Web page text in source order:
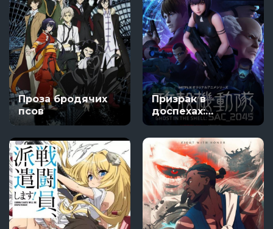
Проза бродячих
псов
Призрак в
доспехах:
Синдром
одиночки 2045